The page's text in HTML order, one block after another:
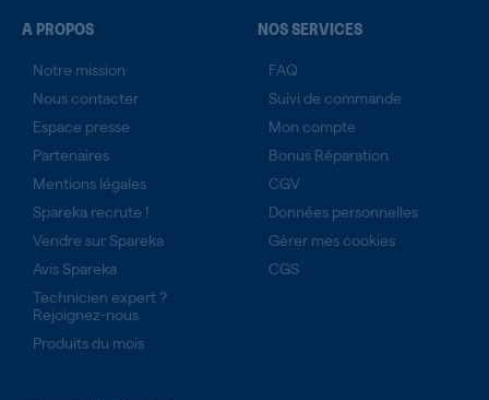
A PROPOS
Notre mission
Nous contacter
Espace presse
Partenaires
Mentions légales
Spareka recrute !
Vendre sur Spareka
Avis Spareka
Technicien expert ?
Rejoignez-nous
Produits du mois
NOS SERVICES
FAQ
Suivi de commande
Mon compte
Bonus Réparation
CGV
Données personnelles
Gérer mes cookies
CGS